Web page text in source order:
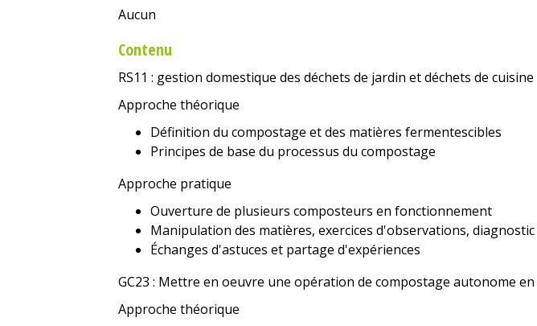
Aucun
Contenu
RS11 : gestion domestique des déchets de jardin et déchets de cuisine
Approche théorique
Définition du compostage et des matières fermentescibles
Principes de base du processus du compostage
Approche pratique
Ouverture de plusieurs composteurs en fonctionnement
Manipulation des matières, exercices d'observations, diagnostic
Échanges d'astuces et partage d'expériences
GC23 : Mettre en oeuvre une opération de compostage autonome
Approche théorique